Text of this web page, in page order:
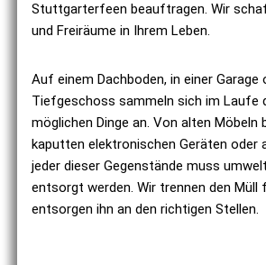
Stuttgarterfeen beauftragen. Wir
und Freiräume in Ihrem Leben.
Auf einem Dachboden, in einer Garage
Tiefgeschoss sammeln sich im Laufe
möglichen Dinge an. Von alten Möbeln
kaputten elektronischen Geräten oder
jeder dieser Gegenstände muss
entsorgt werden. Wir trennen den Müll
entsorgen ihn an den richtigen Stellen.